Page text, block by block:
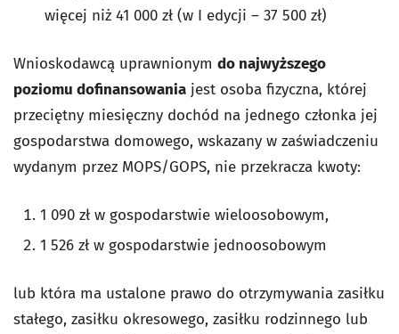
więcej niż 41 000 zł (w I edycji – 37 500 zł)
Wnioskodawcą uprawnionym do najwyższego
poziomu dofinansowania jest osoba fizyczna, której
przeciętny miesięczny dochód na jednego członka jej
gospodarstwa domowego, wskazany w zaświadczeniu
wydanym przez MOPS/GOPS, nie przekracza kwoty:
1 090 zł w gospodarstwie wieloosobowym,
1 526 zł w gospodarstwie jednoosobowym
lub która ma ustalone prawo do otrzymywania zasiłku
stałego, zasiłku okresowego, zasiłku rodzinnego lub